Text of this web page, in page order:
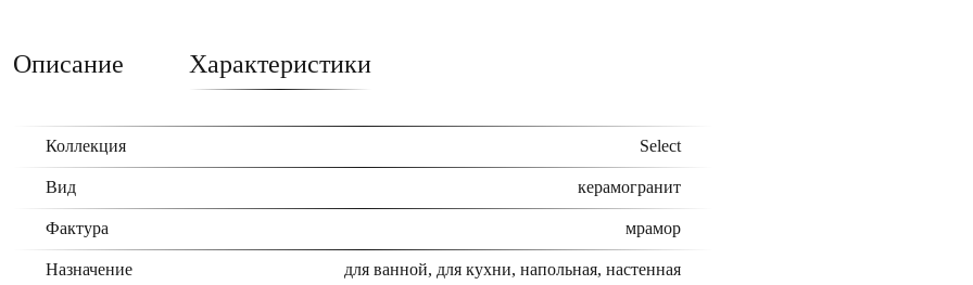
Описание Характеристики
Коллекция Select
Вид керамогранит
Фактура мрамор
Назначение для ванной, для кухни, напольная, настенная